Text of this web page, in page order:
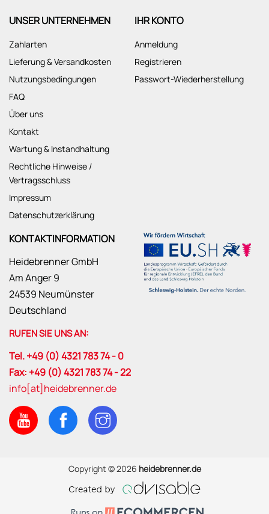
UNSER UNTERNEHMEN
Zahlarten
Lieferung & Versandkosten
Nutzungsbedingungen
FAQ
Über uns
Kontakt
Wartung & Instandhaltung
Rechtliche Hinweise /
Vertragsschluss
Impressum
Datenschutzerklärung
IHR KONTO
Anmeldung
Registrieren
Passwort-Wiederherstellung
KONTAKTINFORMATION
Heidebrenner GmbH
Am Anger 9
24539 Neumünster
Deutschland
RUFEN SIE UNS AN:
Tel. +49 (0) 4321 783 74 - 0
Fax: +49 (0) 4321 783 74 - 22
info[at]heidebrenner.de
Copyright © 2026 heidebrenner.de